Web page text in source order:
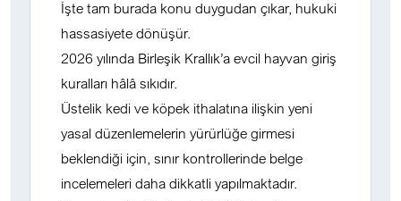
İşte tam burada konu duygudan çıkar, hukuki
hassasiyete dönüşür.
2026 yılında Birleşik Krallık’a evcil hayvan giriş
kuralları hâlâ sıkıdır.
Üstelik kedi ve köpek ithalatına ilişkin yeni
yasal düzenlemelerin yürürlüğe girmesi
beklendiği için, sınır kontrollerinde belge
incelemeleri daha dikkatli yapılmaktadır.